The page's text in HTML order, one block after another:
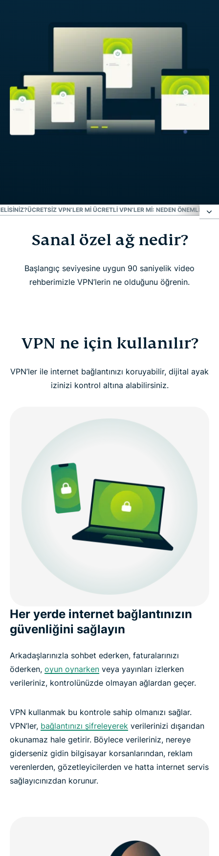
ÜCRETSIZ VPN’LER MI ÜCRETLI VPN’LER MI: NEDEN ÖNEMLI?
Sanal özel ağ nedir?
VPN ne için kullanılır?
VPN türleri
Gelişmiş VPN kavramları (ileri düzeydeki
kullanıcılar için)
Neden ExpressVPN’i seçmelisiniz?
Ücretsiz VPN’ler mi ücretli VPN’ler mi: Neden
ExpressVPN’i tüm cihazlarınızda kullanın
ExpressVPN ile 3 kolay adımda VPN kullanmaya
Kullanıcılar ExpressVPN hakkında ne diyor?
SSS: Sanal özel ağlar hakkında
ExpressVPN’i kullanmaya bugün başlayın
Sanal özel ağ nedir?
Başlangıç seviyesine uygun 90 saniyelik video
rehberimizle VPN’lerin ne olduğunu öğrenin.
VPN ne için kullanılır?
VPN’ler ile internet bağlantınızı koruyabilir, dijital ayak
izinizi kontrol altına alabilirsiniz.
Her yerde internet bağlantınızın
güvenliğini sağlayın
Arkadaşlarınızla sohbet ederken, faturalarınızı
öderken, oyun oynarken veya yayınları izlerken
verileriniz, kontrolünüzde olmayan ağlardan geçer.
VPN kullanmak bu kontrole sahip olmanızı sağlar.
VPN’ler, bağlantınızı şifreleyerek verilerinizi dışarıdan
okunamaz hale getirir. Böylece verileriniz, nereye
giderseniz gidin bilgisayar korsanlarından, reklam
verenlerden, gözetleyicilerden ve hatta internet servis
sağlayıcınızdan korunur.